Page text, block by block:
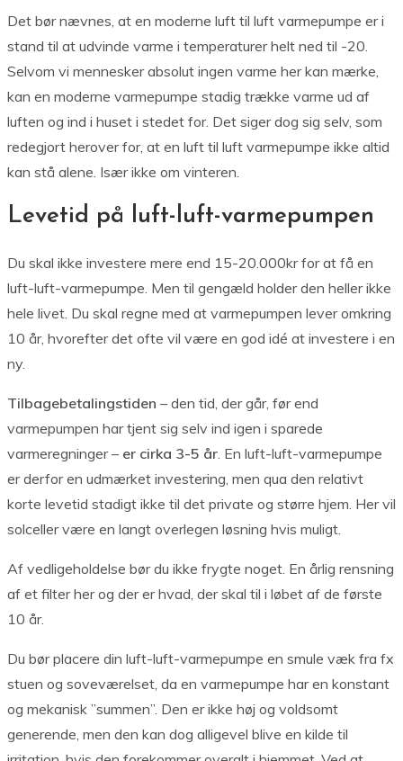
Det bør nævnes, at en moderne luft til luft varmepumpe er i
stand til at udvinde varme i temperaturer helt ned til -20.
Selvom vi mennesker absolut ingen varme her kan mærke,
kan en moderne varmepumpe stadig trække varme ud af
luften og ind i huset i stedet for. Det siger dog sig selv, som
redegjort herover for, at en luft til luft varmepumpe ikke altid
kan stå alene. Især ikke om vinteren.
Levetid på luft-luft-varmepumpen
Du skal ikke investere mere end 15-20.000kr for at få en
luft-luft-varmepumpe. Men til gengæld holder den heller ikke
hele livet. Du skal regne med at varmepumpen lever omkring
10 år, hvorefter det ofte vil være en god idé at investere i en
ny.
Tilbagebetalingstiden – den tid, der går, før end
varmepumpen har tjent sig selv ind igen i sparede
varmeregninger – er cirka 3-5 år . En luft-luft-varmepumpe
er derfor en udmærket investering, men qua den relativt
korte levetid stadigt ikke til det private og større hjem. Her vil
solceller være en langt overlegen løsning hvis muligt.
Af vedligeholdelse bør du ikke frygte noget. En årlig rensning
af et filter her og der er hvad, der skal til i løbet af de første
10 år.
Du bør placere din luft-luft-varmepumpe en smule væk fra fx
stuen og soveværelset, da en varmepumpe har en konstant
og mekanisk ”summen”. Den er ikke høj og voldsomt
generende, men den kan dog alligevel blive en kilde til